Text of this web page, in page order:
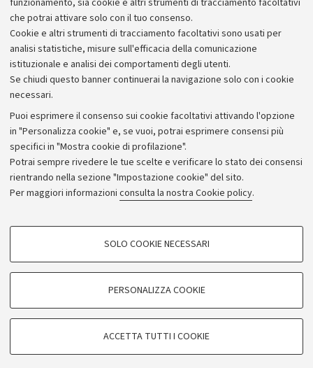
funzionamento, sia cookie e altri strumenti di tracciamento facoltativi
che potrai attivare solo con il tuo consenso.
Cookie e altri strumenti di tracciamento facoltativi sono usati per
analisi statistiche, misure sull'efficacia della comunicazione
istituzionale e analisi dei comportamenti degli utenti.
Se chiudi questo banner continuerai la navigazione solo con i cookie
necessari.
Puoi esprimere il consenso sui cookie facoltativi attivando l'opzione
in "Personalizza cookie" e, se vuoi, potrai esprimere consensi più
specifici in "Mostra cookie di profilazione".
Potrai sempre rivedere le tue scelte e verificare lo stato dei consensi
rientrando nella sezione "Impostazione cookie" del sito.
Per maggiori informazioni consulta la nostra Cookie policy.
COOKIE DI PROFILAZIONE - FACOLTATIVI
COOKIE TECNICI - NECESSARI
Si tratta di cookie tecnici utilizzati, a titolo esemplificativo, per il corretto
SOLO COOKIE NECESSARI
PERSONALIZZA COOKIE
ACCETTA TUTTI I COOKIE
Archivio
Comunicati stampa
Redazione
Rassegna stampa
© Copyright 2026 - ALMA MATER STUDIORUM - Università di
Bologna - Via Zamboni, 33 - 40126 Bologna - PI: 01131710376 -
CF: 80007010376
Privacy
Note legali Impostazioni Cookie